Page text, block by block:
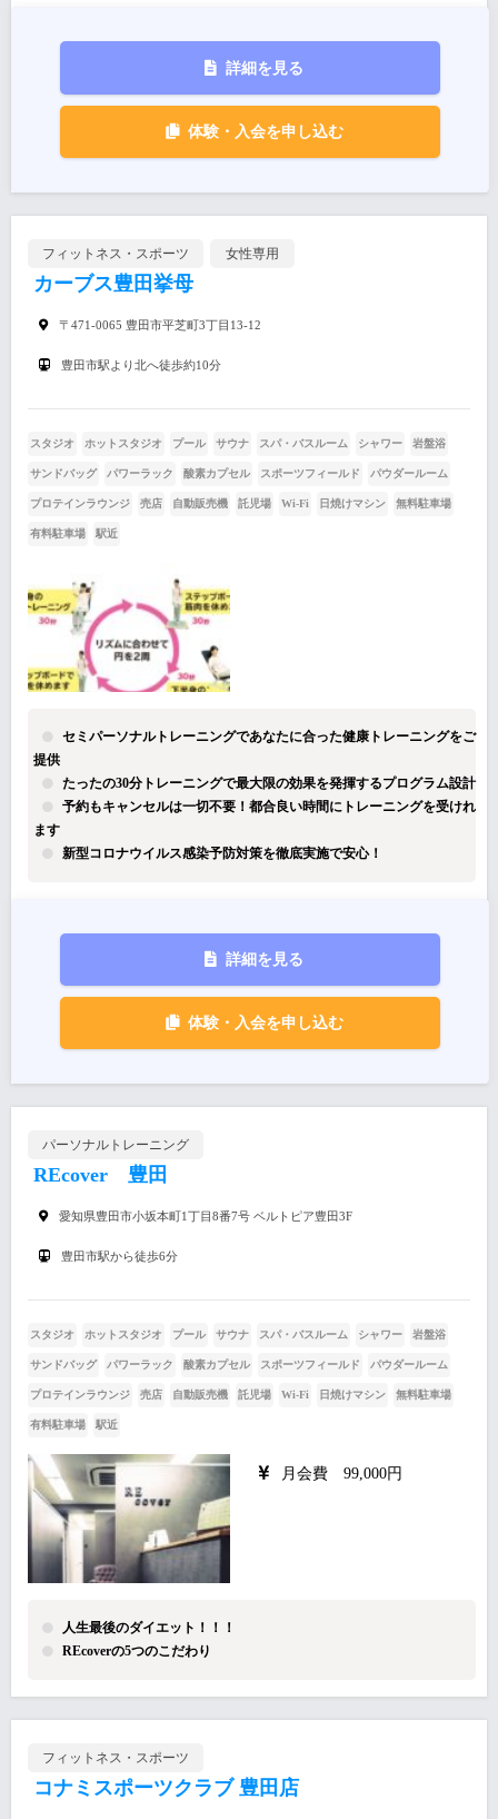
詳細を見る
体験・入会を申し込む
フィットネス・スポーツ 女性専用
カーブス豊田挙母
〒471-0065 豊田市平芝町3丁目13-12
豊田市駅より北へ徒歩約10分
スタジオ ホットスタジオ プール サウナ スパ・バスルーム シャワー 岩盤浴
サンドバッグ パワーラック 酸素カプセル スポーツフィールド パウダールーム
プロテインラウンジ 売店 自動販売機 託児場 Wi-Fi 日焼けマシン 無料駐車場
有料駐車場 駅近
セミパーソナルトレーニングであなたに合った健康トレーニングをご
提供
たったの30分トレーニングで最大限の効果を発揮するプログラム設計
予約もキャンセルは一切不要！都合良い時間にトレーニングを受けれ
ます
新型コロナウイルス感染予防対策を徹底実施で安心！
詳細を見る
体験・入会を申し込む
パーソナルトレーニング
REcover 豊田
愛知県豊田市小坂本町1丁目8番7号 ベルトピア豊田3F
豊田市駅から徒歩6分
スタジオ ホットスタジオ プール サウナ スパ・バスルーム シャワー 岩盤浴
サンドバッグ パワーラック 酸素カプセル スポーツフィールド パウダールーム
プロテインラウンジ 売店 自動販売機 託児場 Wi-Fi 日焼けマシン 無料駐車場
有料駐車場 駅近
月会費 99,000円
人生最後のダイエット！！！
REcoverの5つのこだわり
フィットネス・スポーツ
コナミスポーツクラブ 豊田店